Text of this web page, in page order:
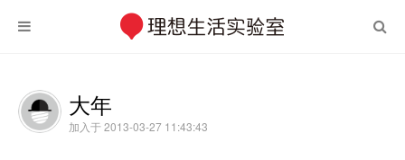
大年
加入于 2013-03-27 11:43:43